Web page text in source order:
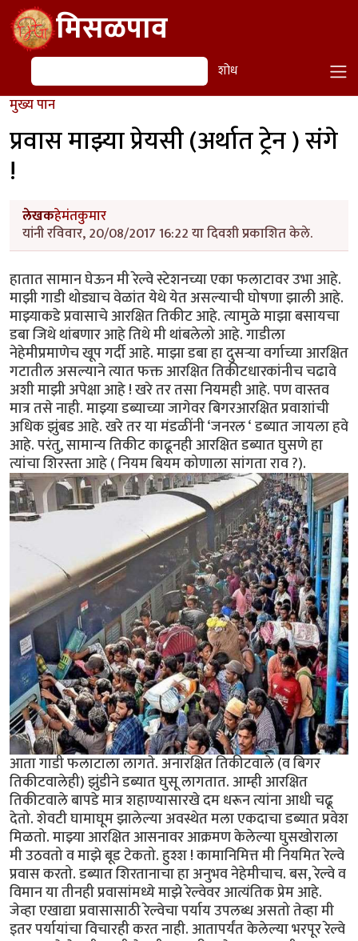
Skip to main contentमिसळपाव
शोध शोध
मुख्य पान
प्रवास माझ्या प्रेयसी (अर्थात ट्रेन ) संगे
!
लेखकहेमंतकुमार
यांनी रविवार, 20/08/2017 16:22 या दिवशी प्रकाशित केले.
हातात सामान घेऊन मी रेल्वे स्टेशनच्या एका फलाटावर उभा आहे.
माझी गाडी थोड्याच वेळांत येथे येत असल्याची घोषणा झाली आहे.
माझ्याकडे प्रवासाचे आरक्षित तिकीट आहे. त्यामुळे माझा बसायचा
डबा जिथे थांबणार आहे तिथे मी थांबलेलो आहे. गाडीला
नेहेमीप्रमाणेच खूप गर्दी आहे. माझा डबा हा दुसऱ्या वर्गाच्या आरक्षित
गटातील असल्याने त्यात फक्त आरक्षित तिकीटधारकांनीच चढावे
अशी माझी अपेक्षा आहे ! खरे तर तसा नियमही आहे. पण वास्तव
मात्र तसे नाही. माझ्या डब्याच्या जागेवर बिगरआरक्षित प्रवाशांची
अधिक झुंबड आहे. खरे तर या मंडळींनी ‘जनरल ‘ डब्यात जायला हवे
आहे. परंतु, सामान्य तिकीट काढूनही आरक्षित डब्यात घुसणे हा
त्यांचा शिरस्ता आहे ( नियम बियम कोणाला सांगता राव ?).
आता गाडी फलाटाला लागते. अनारक्षित तिकीटवाले (व बिगर
तिकीटवालेही) झुंडीने डब्यात घुसू लागतात. आम्ही आरक्षित
तिकीटवाले बापडे मात्र शहाण्यासारखे दम धरून त्यांना आधी चढू
देतो. शेवटी घामाघूम झालेल्या अवस्थेत मला एकदाचा डब्यात प्रवेश
मिळतो. माझ्या आरक्षित आसनावर आक्रमण केलेल्या घुसखोराला
मी उठवतो व माझे बूड टेकतो. हुश्श ! कामानिमित्त मी नियमित रेल्वे
प्रवास करतो. डब्यात शिरतानाचा हा अनुभव नेहेमीचाच. बस, रेल्वे व
विमान या तीनही प्रवासांमध्ये माझे रेल्वेवर आत्यंतिक प्रेम आहे.
जेव्हा एखाद्या प्रवासासाठी रेल्वेचा पर्याय उपलब्ध असतो तेव्हा मी
इतर पर्यायांचा विचारही करत नाही. आतापर्यंत केलेल्या भरपूर रेल्वे